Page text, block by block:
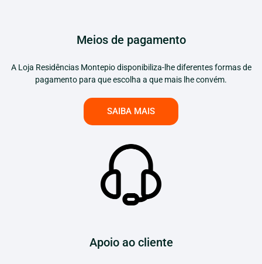
Meios de pagamento
A Loja Residências Montepio disponibiliza-lhe diferentes formas de
pagamento para que escolha a que mais lhe convém.
SAIBA MAIS
Apoio ao cliente